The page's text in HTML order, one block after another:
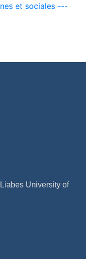
et sociales ---
University of